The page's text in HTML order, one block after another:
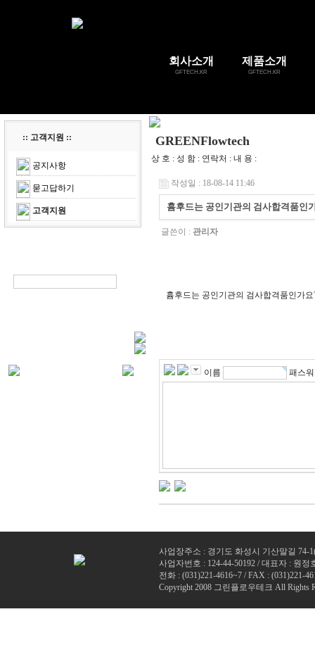
회사소개
GFTECH.KR
제품소개
GFTECH.KR
:: 고객지원 ::
공지사항
묻고답하기
고객지원
GREENFlowtech
상 호 : 성 함 : 연락처 : 내 용 :
작성일 : 18-08-14 11:46
흄후드는 공인기관의 검사합격품인
글쓴이 : 관리자
흄후드는 공인기관의 검사합격품인가요
이름 패스
사업장주소 : 경기도 화성시 기산말길 74-
사업자번호 : 124-44-50192 / 대표자 : 원정
전화 : (031)221-4616~7 / FAX : (031)221-
Copyright 2008 그린플로우테크 All Rights